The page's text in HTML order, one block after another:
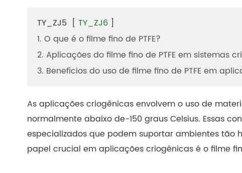
TY_ZJ5 [ TY_ZJ6 ]
1. O que é o filme fino de PTFE?
2. Aplicações do filme fino de PTFE em sistemas
3. Benefícios do uso de filme fino de PTFE em
As aplicações criogênicas envolvem o uso de
normalmente abaixo de-150 graus Celsius. Essas
especializados que podem suportar ambientes tão
papel crucial em aplicações criogênicas é o filme